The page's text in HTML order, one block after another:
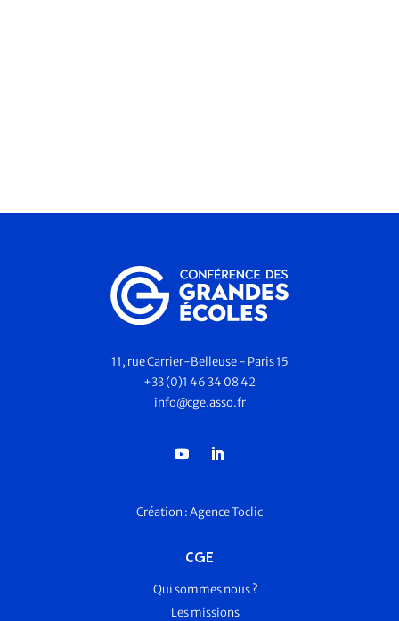
11, rue Carrier-Belleuse - Paris 15
+33 (0)1 46 34 08 42
info@cge.asso.fr
Création :Agence Toclic
CGE
Qui sommes nous ?
Les missions